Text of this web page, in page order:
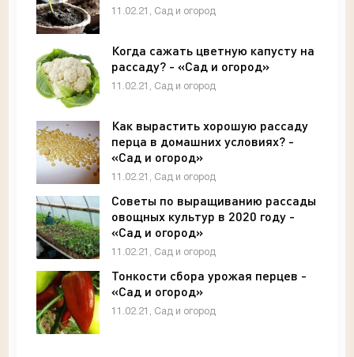
11.02.21, Сад и огород
Когда сажать цветную капусту на
рассаду? - «Сад и огород»
11.02.21, Сад и огород
Как вырастить хорошую рассаду
перца в домашних условиях? -
«Сад и огород»
11.02.21, Сад и огород
Советы по выращиванию рассады
овощных культур в 2020 году -
«Сад и огород»
11.02.21, Сад и огород
Тонкости сбора урожая перцев -
«Сад и огород»
11.02.21, Сад и огород